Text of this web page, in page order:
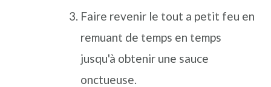
Faire revenir le tout a petit feu en
remuant de temps en temps
jusqu'à obtenir une sauce
onctueuse.